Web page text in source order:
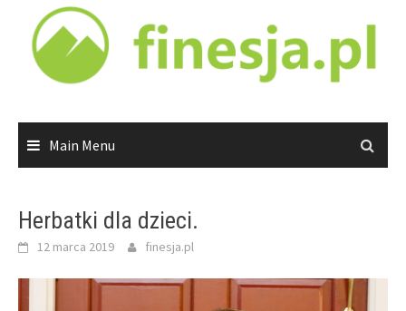
content
Main Menu
Herbatki dla dzieci.
12 marca 2019 finesja.pl